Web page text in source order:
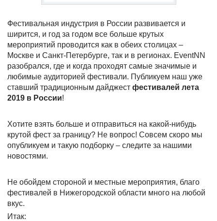
Фестивальная индустрия в России развивается и
ширится, и год за годом все больше крутых
мероприятий проводится как в обеих столицах –
Москве и Санкт-Петербурге, так и в регионах. EventNN
разобрался, где и когда проходят самые значимые и
любимые аудиторией фестивали. Публикуем наш уже
ставший традиционным дайджест фестивалей лета
2019 в России!
Хотите взять больше и отправиться на какой-нибудь
крутой фест за границу? Не вопрос! Совсем скоро мы
опубликуем и такую подборку – следите за нашими
новостями.
Не обойдем стороной и местные мероприятия, благо
фестивалей в Нижегородской области много на любой
вкус.
Итак: